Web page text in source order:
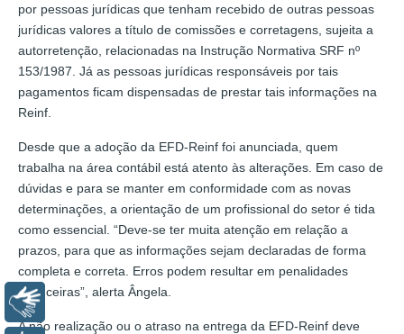
por pessoas jurídicas que tenham recebido de outras pessoas
jurídicas valores a título de comissões e corretagens, sujeita a
autorretenção, relacionadas na Instrução Normativa SRF nº
153/1987. Já as pessoas jurídicas responsáveis por tais
pagamentos ficam dispensadas de prestar tais informações na
Reinf.
Desde que a adoção da EFD-Reinf foi anunciada, quem
trabalha na área contábil está atento às alterações. Em caso de
dúvidas e para se manter em conformidade com as novas
determinações, a orientação de um profissional do setor é tida
como essencial. “Deve-se ter muita atenção em relação a
prazos, para que as informações sejam declaradas de forma
completa e correta. Erros podem resultar em penalidades
financeiras”, alerta Ângela.
A não realização ou o atraso na entrega da EFD-Reinf deve
Libras